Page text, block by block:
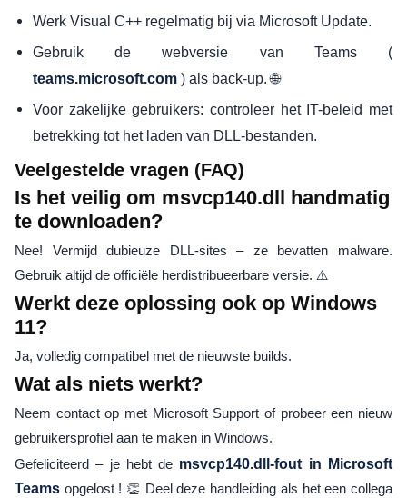
Werk Visual C++ regelmatig bij via Microsoft Update.
Gebruik de webversie van Teams (
teams.microsoft.com ) als back-up. 🌐
Voor zakelijke gebruikers: controleer het IT-beleid met
betrekking tot het laden van DLL-bestanden.
Veelgestelde vragen (FAQ)
Is het veilig om msvcp140.dll handmatig
te downloaden?
Nee! Vermijd dubieuze DLL-sites – ze bevatten malware.
Gebruik altijd de officiële herdistribueerbare versie. ⚠️
Werkt deze oplossing ook op Windows
11?
Ja, volledig compatibel met de nieuwste builds.
Wat als niets werkt?
Neem contact op met Microsoft Support of probeer een nieuw
gebruikersprofiel aan te maken in Windows.
Gefeliciteerd – je hebt de msvcp140.dll-fout in Microsoft
Teams opgelost ! 👏 Deel deze handleiding als het een collega